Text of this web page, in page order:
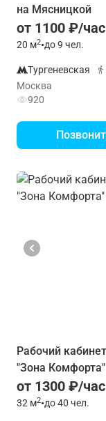
на Мясницкой
от 1100 ₽/час
20 м2•до 9 чел.
Тургеневская
Москва
920
Рабочий
"Зона Комфорта"
от 1300 ₽/час
32 м2•до 40 чел.